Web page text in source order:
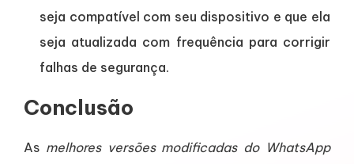
seja compatível com seu dispositivo e que ela
seja atualizada com frequência para corrigir
falhas de segurança.
Conclusão
As melhores versões modificadas do WhatsApp